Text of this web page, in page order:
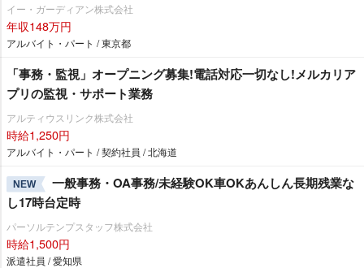
イー・ガーディアン株式会社
年収148万円
アルバイト・パート / 東京都
「事務・監視」オープニング募集!電話対応一切なし!メルカリア
プリの監視・サポート業務
アルティウスリンク株式会社
時給1,250円
アルバイト・パート / 契約社員 / 北海道
NEW
一般事務・OA事務/未経験OK車OKあんしん長期残業な
し17時台定時
パーソルテンプスタッフ株式会社
時給1,500円
派遣社員 / 愛知県